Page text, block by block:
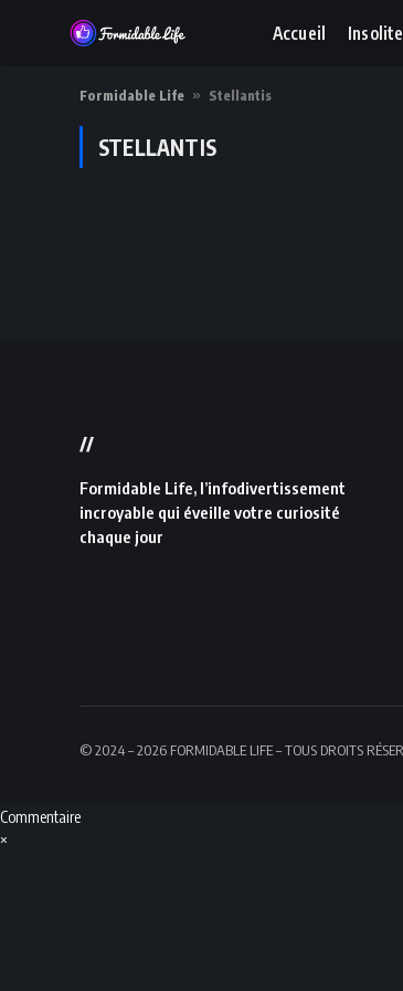
Accueil Insolite
Formidable Life » Stellantis
STELLANTIS
//
Formidable Life, l’infodivertissement
incroyable qui éveille votre curiosité
chaque jour
© 2024 – 2026 FORMIDABLE LIFE – TOUS DROITS
Commentaire
×